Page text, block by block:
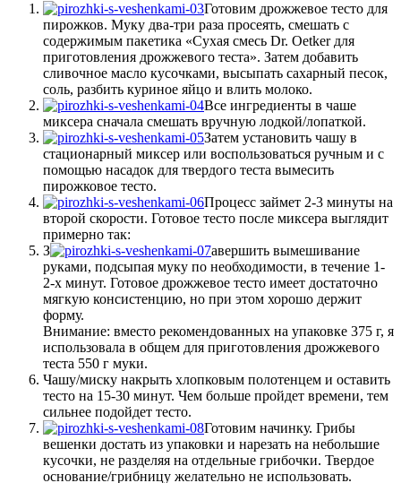
Готовим дрожжевое тесто для
пирожков. Муку два-три раза просеять, смешать с
содержимым пакетика «Сухая смесь Dr. Oetker для
приготовления дрожжевого теста». Затем добавить
сливочное масло кусочками, высыпать сахарный песок,
соль, разбить куриное яйцо и влить молоко.
Все ингредиенты в чаше
миксера сначала смешать вручную лодкой/лопаткой.
Затем установить чашу в
стационарный миксер или воспользоваться ручным и с
помощью насадок для твердого теста вымесить
пирожковое тесто.
Процесс займет 2-3 минуты на
второй скорости. Готовое тесто после миксера выглядит
примерно так:
З
авершить вымешивание
руками, подсыпая муку по необходимости, в течение 1-
2-х минут. Готовое дрожжевое тесто имеет достаточно
мягкую консистенцию, но при этом хорошо держит
форму.
Внимание: вместо рекомендованных на упаковке 375 г, я
использовала в общем для приготовления дрожжевого
теста 550 г муки.
Чашу/миску накрыть хлопковым полотенцем и оставить
тесто на 15-30 минут. Чем больше пройдет времени, тем
сильнее подойдет тесто.
Готовим начинку. Грибы
вешенки достать из упаковки и нарезать на небольшие
кусочки, не разделяя на отдельные грибочки. Твердое
основание/грибницу желательно не использовать.